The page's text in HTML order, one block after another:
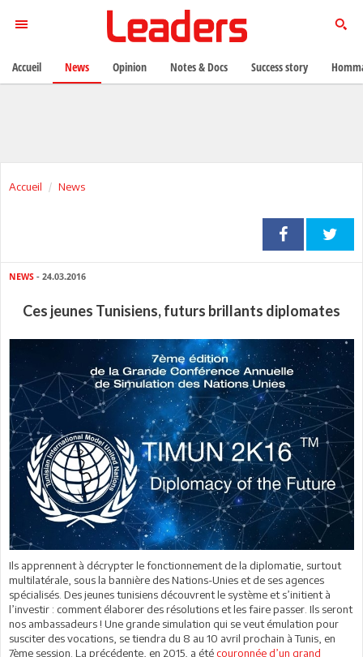
Accueil News
NEWS - 24.03.2016
Ces jeunes Tunisiens, futurs brillants diplomates
Ils apprennent à décrypter le fonctionnement de la diplomatie, surtout
multilatérale, sous la bannière des Nations-Unies et de ses agences
spécialisés. Des jeunes tunisiens découvrent le système et s’initient à
l’investir : comment élaborer des résolutions et les faire passer. Ils seront
nos ambassadeurs ! Une grande simulation qui se veut émulation pour
susciter des vocations, se tiendra du 8 au 10 avril prochain à Tunis, en
7ème session. La précédente, en 2015, a étécouronnée d’un grand
Accueil News Opinion Notes & Docs Success story